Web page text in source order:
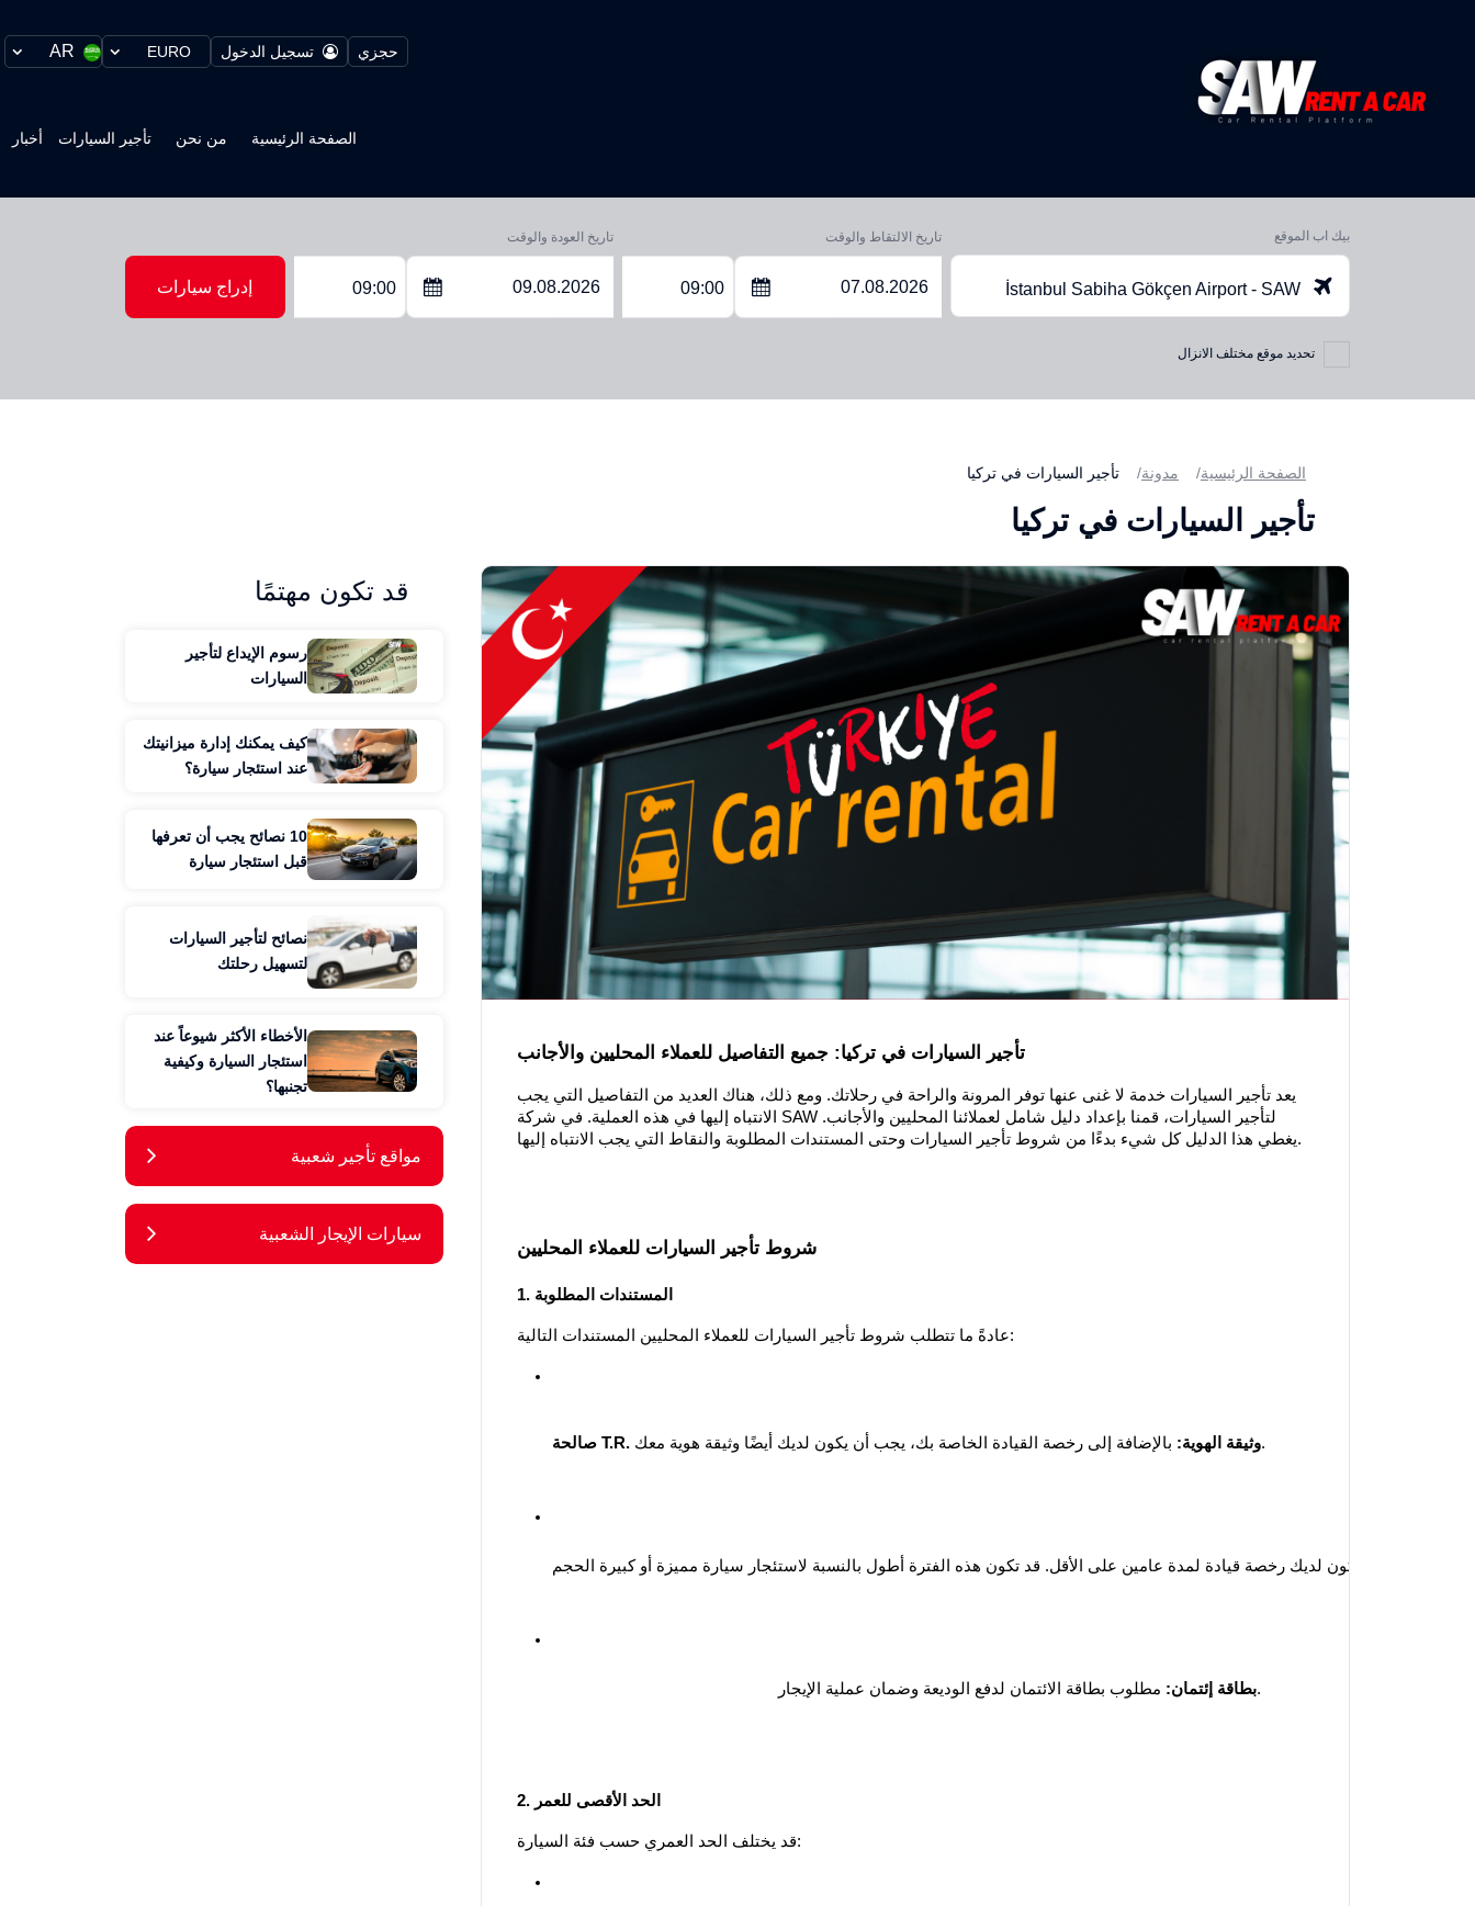
حجزي تسجيل الدخول AR EURO
الصفحة الرئيسية من نحن تأجير السيارات أخبار
بيك اب الموقع
تحديد موقع مختلف الانزال
تاريخ الالتقاط والوقت
09:00
تاريخ العودة والوقت
09:00 إدراج سيارات
الصفحة الرئيسية مدونة تأجير السيارات في تركيا
تأجير السيارات في تركيا
تأجير السيارات في تركيا: جميع التفاصيل للعملاء المحليين والأجانب
يعد تأجير السيارات خدمة لا غنى عنها توفر المرونة والراحة في رحلاتك. ومع ذلك، هناك العديد من التفاصيل التي يجب
الانتباه إليها في هذه العملية. في شركة SAW لتأجير السيارات، قمنا بإعداد دليل شامل لعملائنا المحليين والأجانب.
يغطي هذا الدليل كل شيء بدءًا من شروط تأجير السيارات وحتى المستندات المطلوبة والنقاط التي يجب الانتباه إليها.
شروط تأجير السيارات للعملاء المحليين
1. المستندات المطلوبة
عادةً ما تتطلب شروط تأجير السيارات للعملاء المحليين المستندات التالية:
صالحة T.R. وثيقة الهوية: بالإضافة إلى رخصة القيادة الخاصة بك، يجب أن يكون لديك أيضًا وثيقة هوية معك.
بطاقة إئتمان: مطلوب بطاقة الائتمان لدفع الوديعة وضمان عملية الإيجار.
2. الحد الأقصى للعمر
قد يختلف الحد العمري حسب فئة السيارة:
قد تكون مهتمًا
رسوم الإيداع لتأجير
السيارات
كيف يمكنك إدارة ميزانيتك
عند استئجار سيارة؟
10 نصائح يجب أن تعرفها
قبل استئجار سيارة
نصائح لتأجير السيارات
لتسهيل رحلتك
الأخطاء الأكثر شيوعاً عند
استئجار السيارة وكيفية
تجنبها؟
مواقع تأجير شعبية
سيارات الإيجار الشعبية